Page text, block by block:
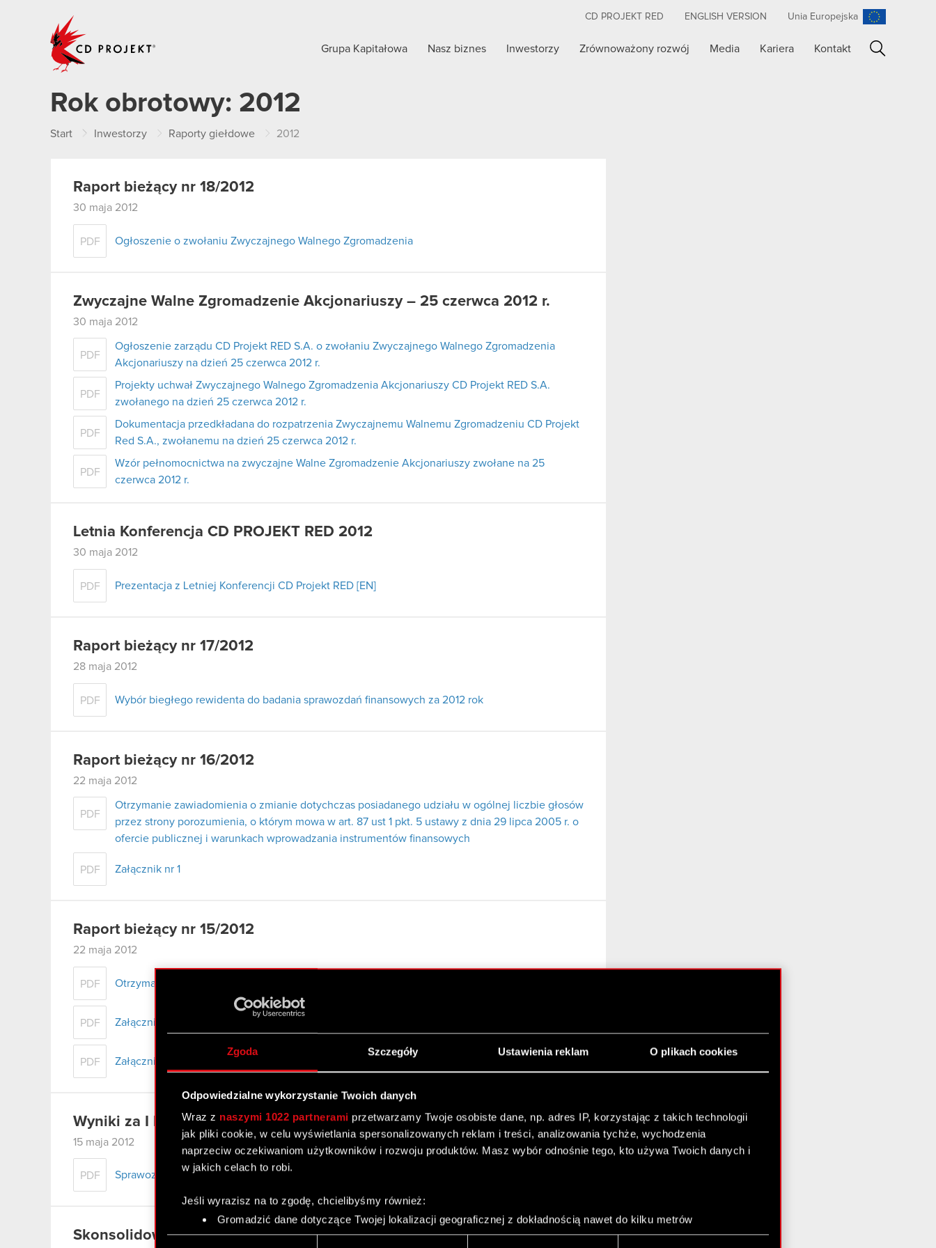
Zgoda Szczegóły Ustawienia reklam O plikach cookies
Odpowiedzialne wykorzystanie Twoich danych
Wraz z naszymi 1022 partnerami przetwarzamy Twoje osobiste dane, np. adres IP, korzystając z takich technologii
jak pliki cookie, w celu wyświetlania spersonalizowanych reklam i treści, analizowania tychże, wychodzenia
naprzeciw oczekiwaniom użytkowników i rozwoju produktów. Masz wybór odnośnie tego, kto używa Twoich danych i
w jakich celach to robi.
Jeśli wyrazisz na to zgodę, chcielibyśmy również:
Gromadzić dane dotyczące Twojej lokalizacji geograficznej z dokładnością nawet do kilku metrów
Identyfikować Twoje urządzenie, aktywnie analizując charakteryzującego je zbiory danych (fingerprinting,
CD PROJEKT RED ENGLISH VERSION Unia Europejska
Grupa Kapitałowa Nasz biznes Inwestorzy Zrównoważony rozwój Media Kariera Kontakt
Rok obrotowy: 2012
Start Inwestorzy Raporty giełdowe 2012
Raport bieżący nr 18/2012
30 maja 2012
PDF Ogłoszenie o zwołaniu Zwyczajnego Walnego Zgromadzenia
Zwyczajne Walne Zgromadzenie Akcjonariuszy – 25 czerwca 2012 r.
30 maja 2012
PDF
Ogłoszenie zarządu CD Projekt RED S.A. o zwołaniu Zwyczajnego Walnego Zgromadzenia
Akcjonariuszy na dzień 25 czerwca 2012 r.
PDF
Projekty uchwał Zwyczajnego Walnego Zgromadzenia Akcjonariuszy CD Projekt RED S.A.
zwołanego na dzień 25 czerwca 2012 r.
PDF
Dokumentacja przedkładana do rozpatrzenia Zwyczajnemu Walnemu Zgromadzeniu CD Projekt
Red S.A., zwołanemu na dzień 25 czerwca 2012 r.
PDF
Wzór pełnomocnictwa na zwyczajne Walne Zgromadzenie Akcjonariuszy zwołane na 25
czerwca 2012 r.
Letnia Konferencja CD PROJEKT RED 2012
30 maja 2012
PDF Prezentacja z Letniej Konferencji CD Projekt RED [EN]
Raport bieżący nr 17/2012
28 maja 2012
PDF Wybór biegłego rewidenta do badania sprawozdań finansowych za 2012 rok
Raport bieżący nr 16/2012
22 maja 2012
PDF
Otrzymanie zawiadomienia o zmianie dotychczas posiadanego udziału w ogólnej liczbie głosów
przez strony porozumienia, o którym mowa w art. 87 ust 1 pkt. 5 ustawy z dnia 29 lipca 2005 r. o
ofercie publicznej i warunkach wprowadzania instrumentów finansowych
PDF Załącznik nr 1
Raport bieżący nr 15/2012
22 maja 2012
PDF Otrzymanie zawiadomień o transakcji zbycia i nabycia akcji
PDF Załącznik nr 1
PDF Załącznik nr 2
Wyniki za I kwartał 2012 r.
15 maja 2012
PDF Sprawozdanie finansowe Grupy Kapitałowej CD PROJEKT RED za I kwartał 2012 r.
Skonsolidowany raport kwartalny – 1 kw. 2012